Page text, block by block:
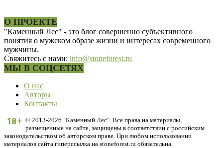
О ПРОЕКТЕ
"Каменный Лес" - это блог совершенно субъективного
понятия о мужском образе жизни и интересах современного
мужчины.
Свяжитесь с нами: info@stoneforest.ru
МЫ В СОЦСЕТЯХ
О нас
Авторы
Контакты
© 2013-2026 "Каменный Лес". Все права на материалы,
размещенные на сайте, защищены в соответствии с российским
законодательством об авторском праве. При любом использовании
материалов сайта гиперссылка на stoneforest.ru обязательна.